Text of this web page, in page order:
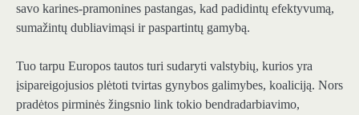
savo karines-pramonines pastangas, kad padidintų efektyvumą,
sumažintų dubliavimąsi ir paspartintų gamybą.
Tuo tarpu Europos tautos turi sudaryti valstybių, kurios yra
įsipareigojusios plėtoti tvirtas gynybos galimybes, koaliciją. Nors
pradėtos pirminės žingsnio link tokio bendradarbiavimo,